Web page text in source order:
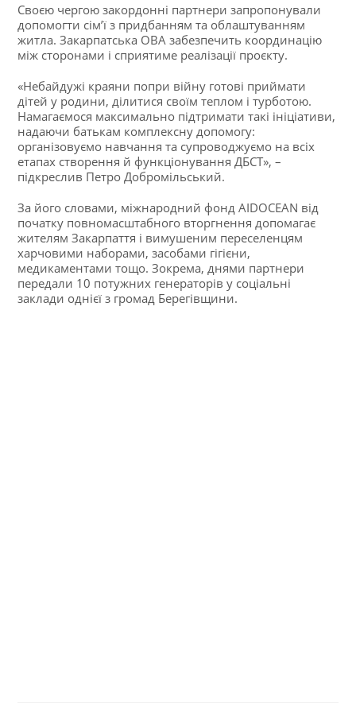
Своєю чергою закордонні партнери запропонували
допомогти сім’ї з придбанням та облаштуванням
житла. Закарпатська ОВА забезпечить координацію
між сторонами і сприятиме реалізації проєкту.
«Небайдужі краяни попри війну готові приймати
дітей у родини, ділитися своїм теплом і турботою.
Намагаємося максимально підтримати такі ініціативи,
надаючи батькам комплексну допомогу:
організовуємо навчання та супроводжуємо на всіх
етапах створення й функціонування ДБСТ», –
підкреслив Петро Добромільський.
За його словами, міжнародний фонд AIDOCEAN від
початку повномасштабного вторгнення допомагає
жителям Закарпаття і вимушеним переселенцям
харчовими наборами, засобами гігієни,
медикаментами тощо. Зокрема, днями партнери
передали 10 потужних генераторів у соціальні
заклади однієї з громад Берегівщини.